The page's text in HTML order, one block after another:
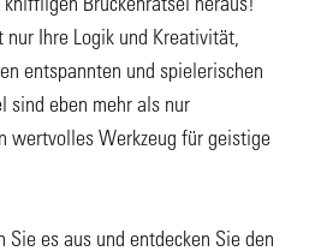
Ihre Logik und Kreativität,
entspannten und spielerischen
sind eben mehr als nur
wertvolles Werkzeug für geistige
Sie es aus und entdecken Sie den